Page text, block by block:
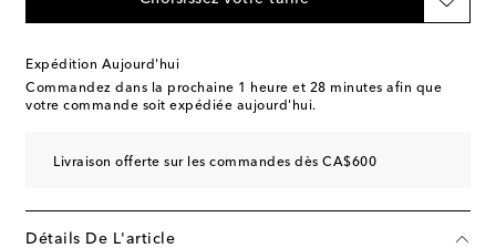
Expédition Aujourd'hui
Commandez dans la prochaine 1 heure et 28 minutes afin que
votre commande soit expédiée aujourd'hui.
Livraison offerte sur les commandes dès CA$600
Détails De L'article